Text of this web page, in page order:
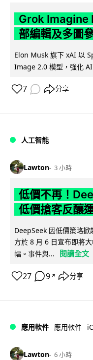
Grok Imagine
部編輯及多圖
Elon Musk 旗下 xAI 以
Image 2.0 模型，強化
7 分享
人工智能
Lawton 3 小時
低價不再！
低價搶客反釀
DeepSeek 因低價策略
方於 8 月 6 日宣布即將
幅。事件與...
閱讀全文
27 9 ↗ 分享
應用軟件 應用軟件
Lawton 6 小時